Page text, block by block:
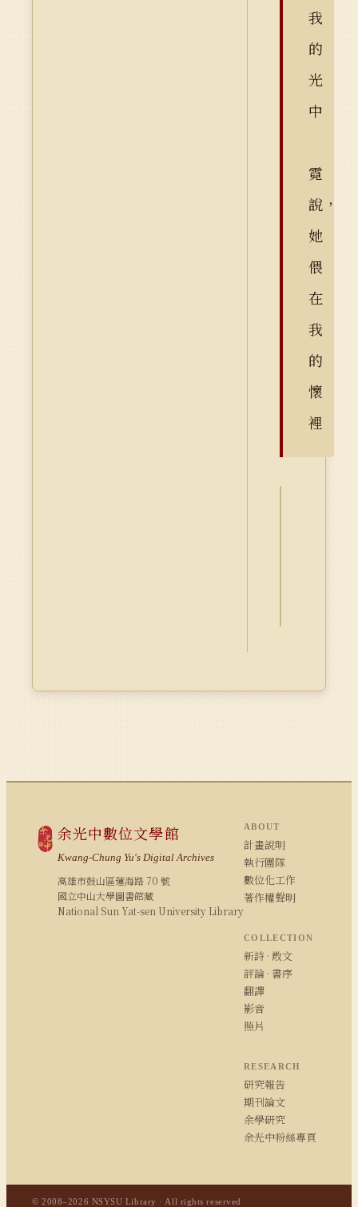
我
的
光
中
霓
說，
她
偎
在
我
的
懷
裡
余光中數位文學館
Kwang-Chung Yu's Digital Archives
高雄市鼓山區蓮海路 70 號
國立中山大學圖書館藏
National Sun Yat-sen University Library
ABOUT
計畫說明
執行團隊
數位化工作
著作權聲明
COLLECTION
新詩 · 散文
評論 · 書序
翻譯
影音
照片
RESEARCH
研究報告
期刊論文
余學研究
余光中粉絲專頁
© 2008–2026 NSYSU Library · All rights reserved